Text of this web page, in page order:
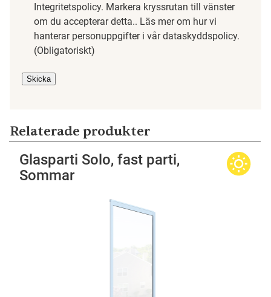
Integritetspolicy. Markera kryssrutan till vänster
om du accepterar detta.. Läs mer om hur vi
hanterar personuppgifter i vår dataskyddspolicy.
(Obligatoriskt)
Relaterade produkter
Glasparti Solo, fast parti,
Sommar